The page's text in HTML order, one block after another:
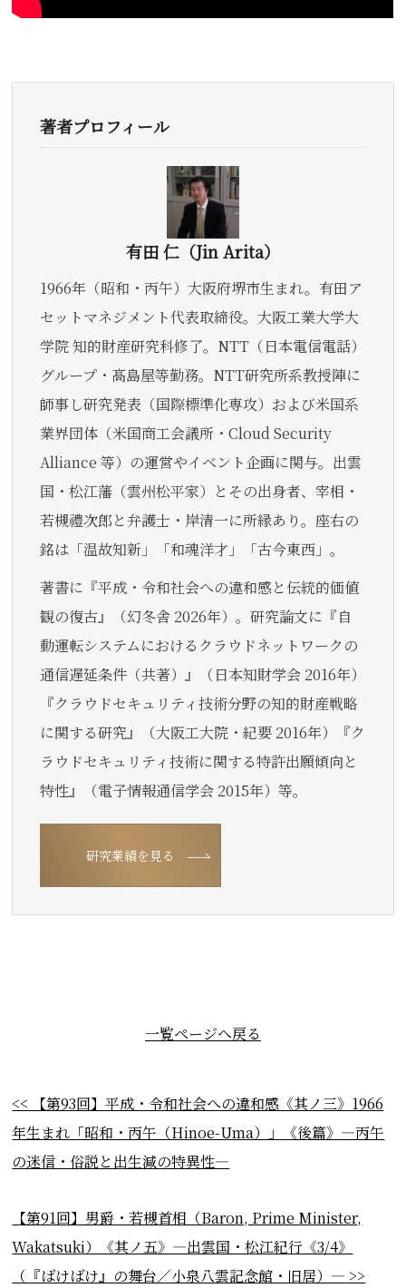
著者プロフィール
有田 仁（Jin Arita）
1966年（昭和・丙午）大阪府堺市生まれ。有田ア
セットマネジメント代表取締役。大阪工業大学大
学院 知的財産研究科修了。NTT（日本電信電話）
グループ・髙島屋等勤務。NTT研究所系教授陣に
師事し研究発表（国際標準化専攻）および米国系
業界団体（米国商工会議所・Cloud Security
Alliance 等）の運営やイベント企画に関与。出雲
国・松江藩（雲州松平家）とその出身者、宰相・
若槻禮次郎と弁護士・岸清一に所縁あり。座右の
銘は「温故知新」「和魂洋才」「古今東西」。
著書に『平成・令和社会への違和感と伝統的価値
観の復古』（幻冬舎 2026年）。研究論文に『自
動運転システムにおけるクラウドネットワークの
通信遅延条件（共著）』（日本知財学会 2016年）
『クラウドセキュリティ技術分野の知的財産戦略
に関する研究』（大阪工大院・紀要 2016年）『ク
ラウドセキュリティ技術に関する特許出願傾向と
特性』（電子情報通信学会 2015年）等。
研究業績を見る
一覧ページへ戻る
<< 【第93回】平成・令和社会への違和感《其ノ三》1966
年生まれ「昭和・丙午（Hinoe-Uma）」《後篇》―丙午
の迷信・俗説と出生減の特異性―
【第91回】男爵・若槻首相（Baron, Prime Minister,
Wakatsuki）《其ノ五》―出雲国・松江紀行《3/4》
（『ばけばけ』の舞台／小泉八雲記念館・旧居）― >>